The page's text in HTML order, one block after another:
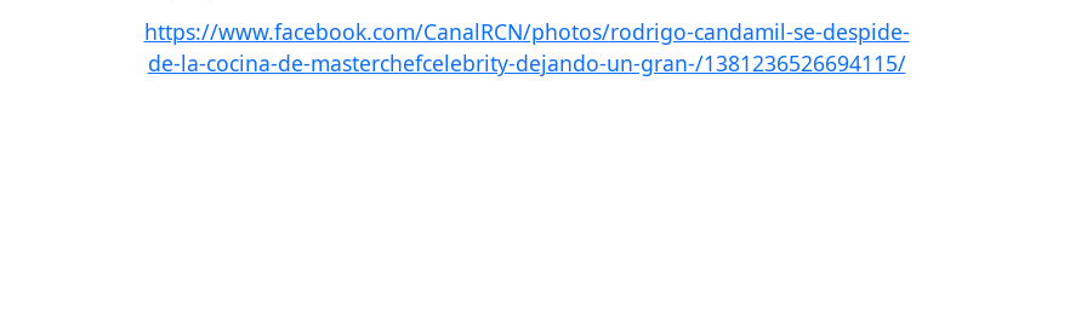
https://www.facebook.com/CanalRCN/photos/rodrigo-candamil-se-despide-
de-la-cocina-de-masterchefcelebrity-dejando-un-gran-/1381236526694115/